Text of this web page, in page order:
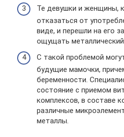
Те девушки и женщины,
отказаться от
виде, и перешли на его
ощущать металлический
С такой проблемой
будущие мамочки,
беременности.
состояние с приемом
комплексов, в составе
различные
металлы.